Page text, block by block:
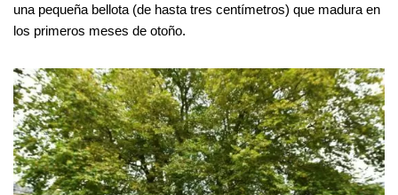
una pequeña bellota (de hasta tres centímetros) que madura en
los primeros meses de otoño.